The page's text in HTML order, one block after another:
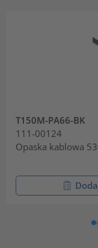
T150M-PA66-BK
111-00124
Opaska kablowa